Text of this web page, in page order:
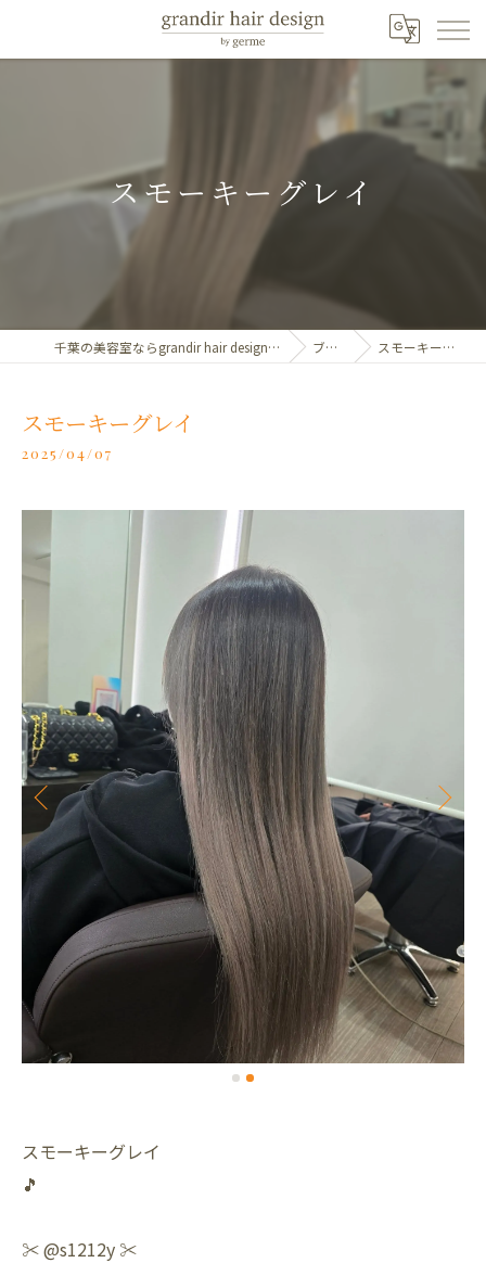
スモーキーグレイ
千葉の美容室ならgrandir hair design by germe ブログ スモーキーグレイ
スモーキーグレイ
2025/04/07
スモーキーグレイ
🎵
✂️ @s1212y ✂️